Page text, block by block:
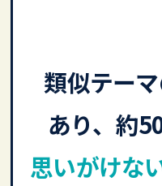
類似テー
あり、約
思いがけな